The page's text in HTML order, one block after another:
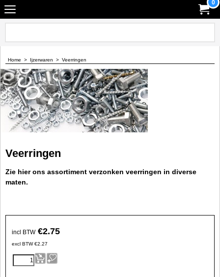
0
Home > Ijzerwaren > Veerringen
Veerringen
Zie hier ons assortiment verzonken veerringen in diverse
maten.
incl BTW €2.75
excl BTW €2.27